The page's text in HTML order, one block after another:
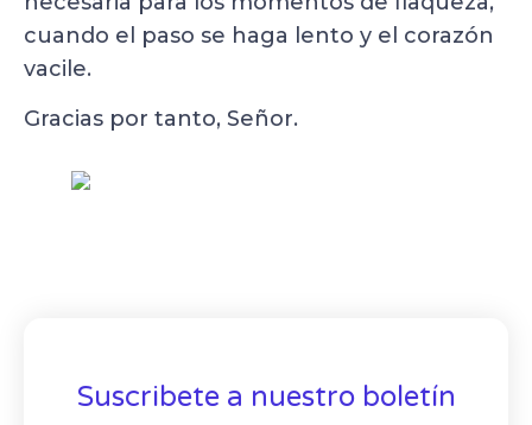
cuando el paso se haga lento y el corazón
vacile.
Gracias por tanto, Señor.
Suscribete a nuestro boletín